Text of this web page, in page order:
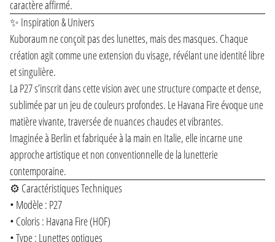
caractère affirmé.
✨ Inspiration & Univers
Kuboraum ne conçoit pas des lunettes, mais des masques. Chaque
création agit comme une extension du visage, révélant une identité libre
et singulière.
La P27 s’inscrit dans cette vision avec une structure compacte et dense,
sublimée par un jeu de couleurs profondes. Le Havana Fire évoque une
matière vivante, traversée de nuances chaudes et vibrantes.
Imaginée à Berlin et fabriquée à la main en Italie, elle incarne une
approche artistique et non conventionnelle de la lunetterie
contemporaine.
⚙️ Caractéristiques Techniques
• Modèle : P27
• Coloris : Havana Fire (HOF)
• Type : Lunettes optiques